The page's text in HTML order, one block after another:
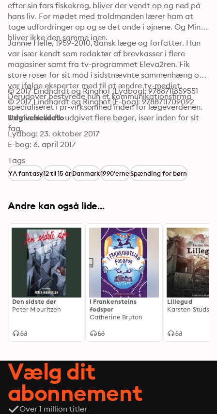
efter sin fars fiskekrog, bliver der vendt op og ned på
hans liv. For mødet med troldmanden lærer ham at
tage udfordringer op og se det onde i øjnene. Og Ming
bliver ikke den samme igen.
Jannie Helle, 1959-2010, dansk læge og forfatter. Hun
var især kendt som redaktør af brevkasser i flere
magasiner samt fra tv-programmet Eleva2ren. Fik
store roser for sit mod i sidstnævnte sammenhæng og
var ifølge eksperter med til at ændre tv-mediet.
Derudover bestyrede hun et kommunikationsfirma
specialiseret i pr-virksomhed inden for lægeverdenen.
Jannie Helle fik udgivet flere bøger, især inden for sit
fag.
© 2017 Lindhardt og Ringhof (Lydbog): 9788711859551
© 2017 Lindhardt og Ringhof (E-bog): 9788711709092
Udgivelsesdato
Lydbog: 23. oktober 2017
E-bog: 6. april 2017
Tags
YA fantasy12 til 15 årDanmark1990'erneSpænding for børn
Andre kan også lide...
Den sidste dør
Peter Mouritzen
I Frankensteins
fodspor
Catherine Bruton
Lillegud
Karsten
Vælg dit
abonnement
Over 1 million titler